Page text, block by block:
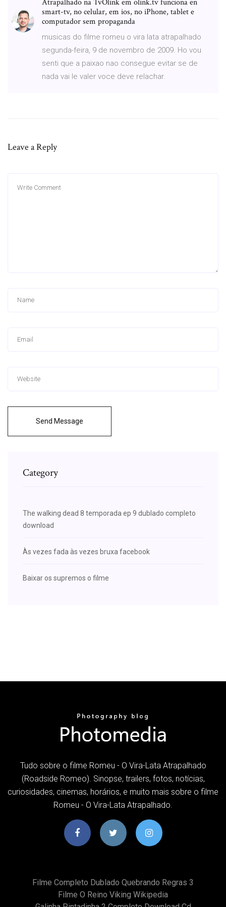
Atrapalhado na TvOlink em olink.tv funciona en
smart-tv, no celular, em ios, no iPhone, tablet e
computador sem propaganda
musicas do filme romeu o vira lata atrapalhado
segunda-feira, 9 de novembro de 2009. Ho vou
senti que a paixao nao consegue evitar se de
nada vai le valer voce deve relachar.
Leave a Reply
Send Message
Category
The walking dead 8 temporada ep 9 dublado completo
download
Às vezes fada às vezes bruxa facebook
Baixar os supremos o filme
Tudo sobre o filme Romeu - O Vira-Lata Atrapalhado
(Roadside Romeo). Sinopse, trailers, fotos, notícias,
curiosidades, cinemas, horários, e muito mais sobre o filme
Romeu - O Vira-Lata Atrapalhado.
Filme Completo Dublado Quebrando Regras 3
Filme O Reino Viking Wikipedia